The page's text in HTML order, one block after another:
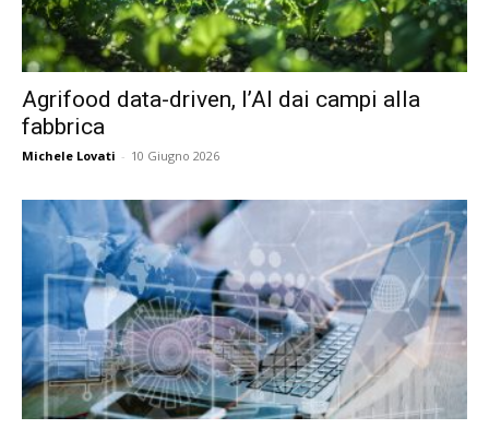
Agrifood data-driven, l’AI dai campi alla
fabbrica
Michele Lovati - 10 Giugno 2026